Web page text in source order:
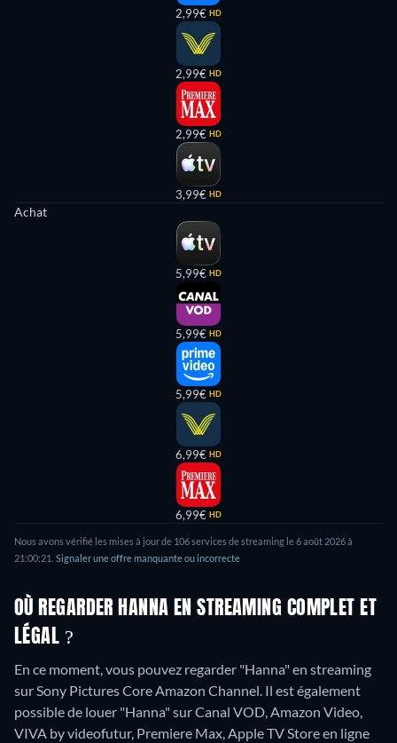
2,99€ HD
2,99€ HD
2,99€ HD
3,99€ HD
Achat
5,99€ HD
5,99€ HD
5,99€ HD
6,99€ HD
6,99€ HD
Nous avons vérifié les mises à jour de 106services de streaming le6 août 2026à
21:00:21 Signaler une offre manquante ou incorrecte
OÙ REGARDER HANNA EN STREAMING COMPLET ET
LÉGAL ?
En ce moment, vous pouvez regarder "Hanna" en streaming
sur Sony Pictures Core Amazon Channel. Il est également
possible de louer "Hanna" sur Canal VOD, Amazon Video,
VIVA by videofutur, Premiere Max, Apple TV Store en ligne